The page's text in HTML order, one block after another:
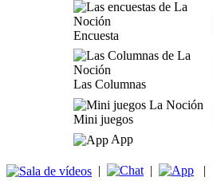
Encuesta
Las Columnas
Mini juegos
App
| | |